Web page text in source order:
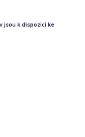
jsou k dispozici ke